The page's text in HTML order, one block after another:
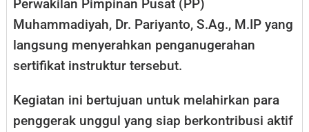
Perwakilan Pimpinan Pusat (PP)
Muhammadiyah, Dr. Pariyanto, S.Ag., M.IP yang
langsung menyerahkan penganugerahan
sertifikat instruktur tersebut.
Kegiatan ini bertujuan untuk melahirkan para
penggerak unggul yang siap berkontribusi aktif